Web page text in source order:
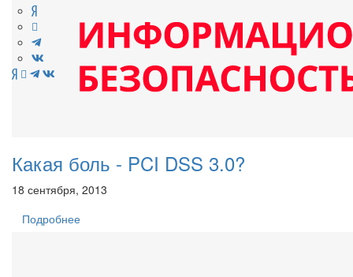
Какая боль - PCI DSS 3.0?
18 сентября, 2013
Подробнее